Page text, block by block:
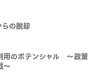
の脱却
用のポテンシャル ～政
～